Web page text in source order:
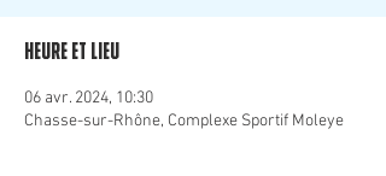
Heure et lieu
06 avr. 2024, 10:30
Chasse-sur-Rhône, Complexe Sportif Moleye